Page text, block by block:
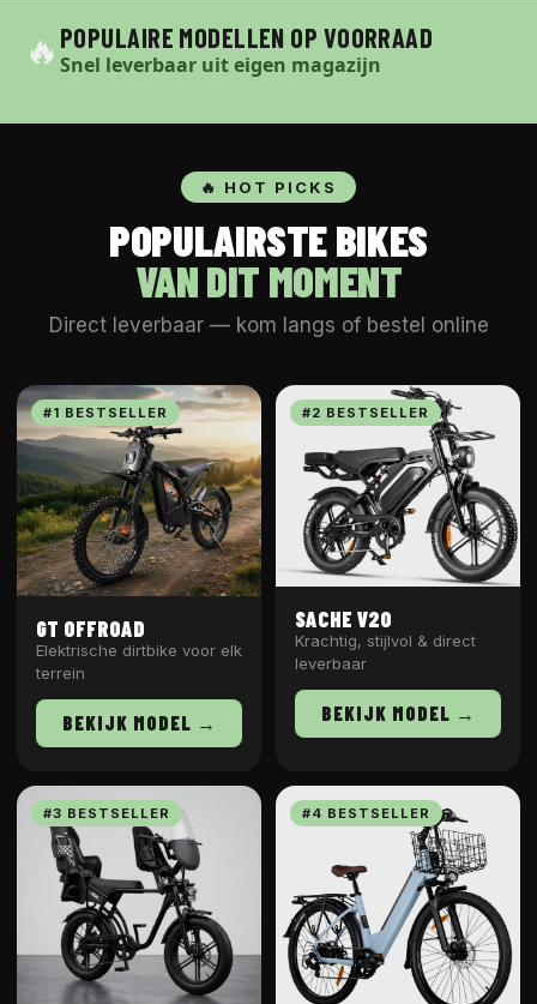
🔥 POPULAIRE MODELLEN OP VOORRAAD
Snel leverbaar uit eigen magazijn
🔥 HOT PICKS
POPULAIRSTE BIKES
VAN DIT MOMENT
Direct leverbaar — kom langs of bestel online
#1 BESTSELLER
GT OFFROAD
Elektrische dirtbike voor elk
terrein
BEKIJK MODEL →
#2 BESTSELLER
SACHE V20
Krachtig, stijlvol & direct
leverbaar
BEKIJK MODEL →
#3 BESTSELLER #4 BESTSELLER